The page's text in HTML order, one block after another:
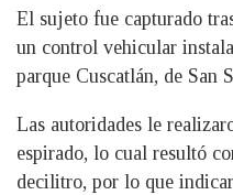
El sujeto fue capturado
un control vehicular
parque Cuscatlán, de San
Las autoridades le
espirado, lo cual resultó
decilitro, por lo que